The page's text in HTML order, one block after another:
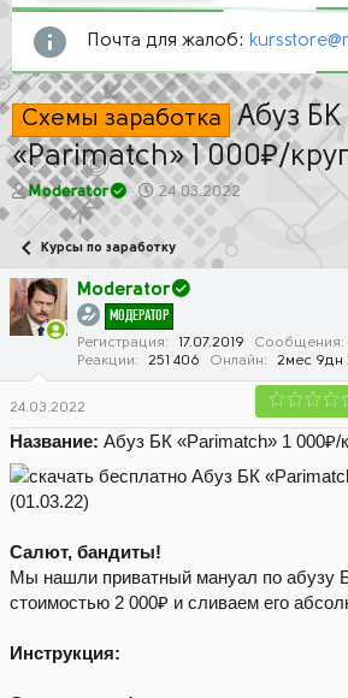
Почта для жалоб:
Схемы заработка Абуз БК
«Parimatch» 1 000₽/
А
т
о
р
т
е
Moderator
Д
а
а
ч
а
л
а
24.03.2022
Курсы по заработку
Moderator
МОДЕРАТОР
Регистрация 17.07.2019 Сообщения
Реакции
251 406 Онлайн 2мес 9дн
24.03.2022
Название: Абуз БК «Parimatch» 1 000₽/
Салют, бандиты!
Мы нашли приватный мануал по абузу
стоимостью 2 000₽ и сливаем его
Инструкция: